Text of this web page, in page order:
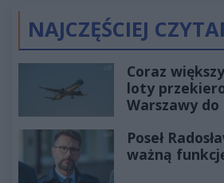
NAJCZĘŚCIEJ
Coraz
loty
Warszawy do
Poseł
ważną